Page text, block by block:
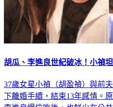
胡瓜、李進良世紀破冰！小禎
37歲女星小禎（胡盈禎）與前
下離婚手續，結束13年感情。